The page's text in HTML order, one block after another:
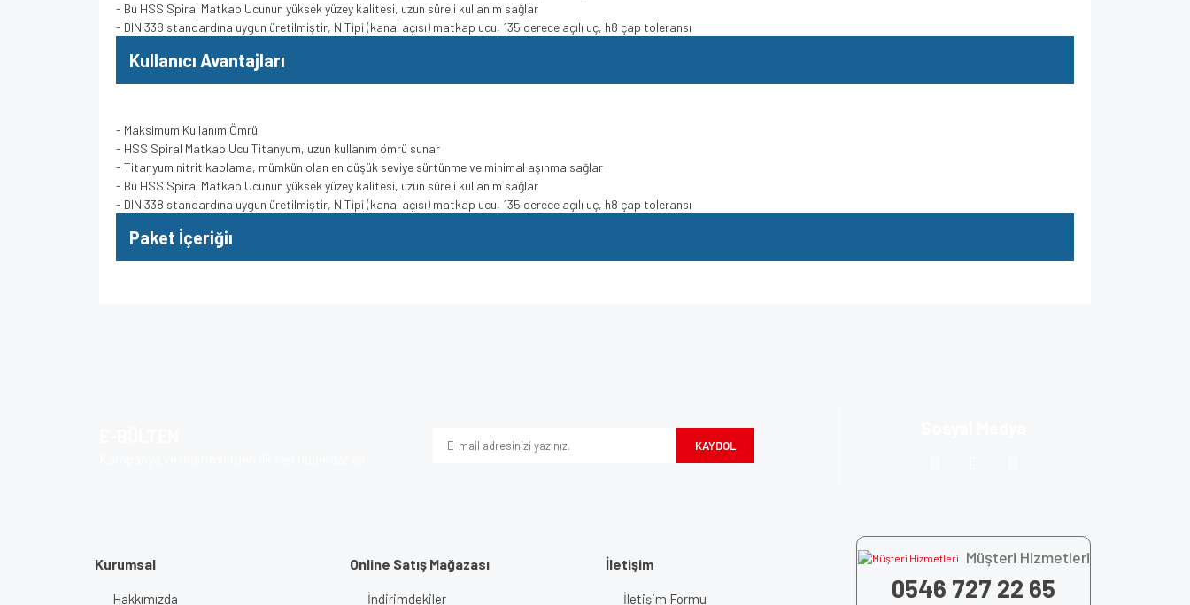
- Bu HSS Spiral Matkap Ucunun yüksek yüzey kalitesi, uzun süreli kullanım sağlar
- DIN 338 standardına uygun üretilmiştir, N Tipi (kanal açısı) matkap ucu, 135 derece açılı uç, h8 çap toleransı
Kullanıcı Avantajları
- Maksimum Kullanım Ömrü
- HSS Spiral Matkap Ucu Titanyum, uzun kullanım ömrü sunar
- Titanyum nitrit kaplama, mümkün olan en düşük seviye sürtünme ve minimal aşınma sağlar
- Bu HSS Spiral Matkap Ucunun yüksek yüzey kalitesi, uzun süreli kullanım sağlar
- DIN 338 standardına uygun üretilmiştir, N Tipi (kanal açısı) matkap ucu, 135 derece açılı uç, h8 çap toleransı
Paket İçeriğiı
KAYDOL
Kurumsal
Hakkımızda
Online Satış Mağazası
İndirimdekiler
İletişim
İletişim Formu
Müşteri Hizmetleri
0546 727 22 65